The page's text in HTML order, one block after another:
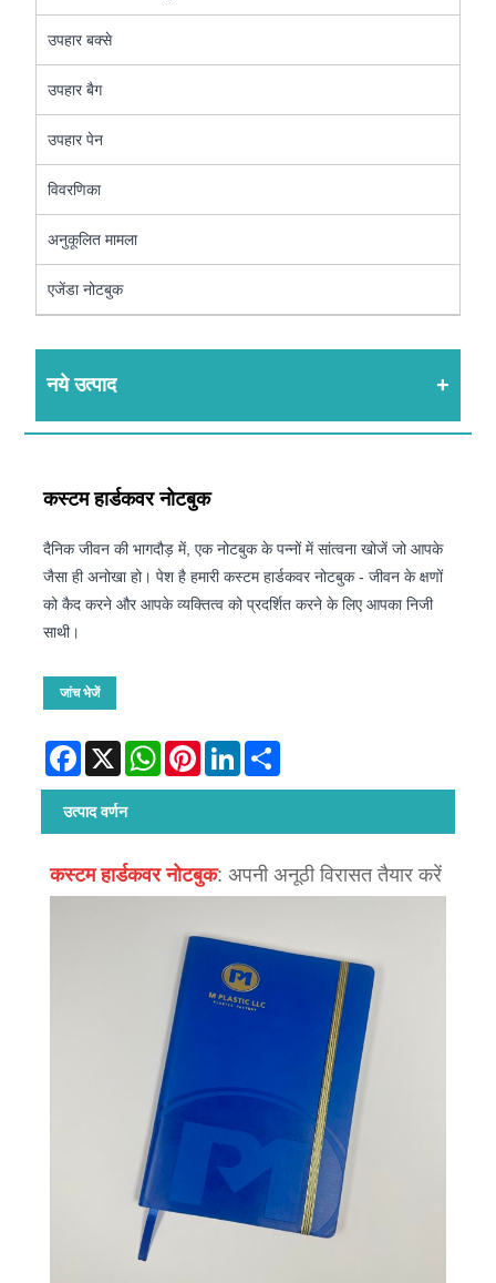
उपहार बक्से
उपहार बैग
उपहार पेन
विवरणिका
अनुकूलित मामला
एजेंडा नोटबुक
नये उत्पाद
कस्टम हार्डकवर नोटबुक
दैनिक जीवन की भागदौड़ में, एक नोटबुक के पन्नों में सांत्वना खोजें जो आपके
जैसा ही अनोखा हो। पेश है हमारी कस्टम हार्डकवर नोटबुक - जीवन के क्षणों
को कैद करने और आपके व्यक्तित्व को प्रदर्शित करने के लिए आपका निजी
साथी।
जांच भेजें
Facebook
X WhatsAppPinterestLinkedIn
उत्पाद वर्णन
कस्टम हार्डकवर नोटबुक: अपनी अनूठी विरासत तैयार करें